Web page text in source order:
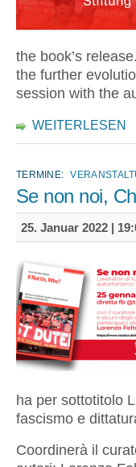
the book’s
the further
session with the
WEITERLESEN
TERMINE:
Se non noi,
25. Januar 2022 |
ha per sottotitolo
fascismo e
Coordinerà il